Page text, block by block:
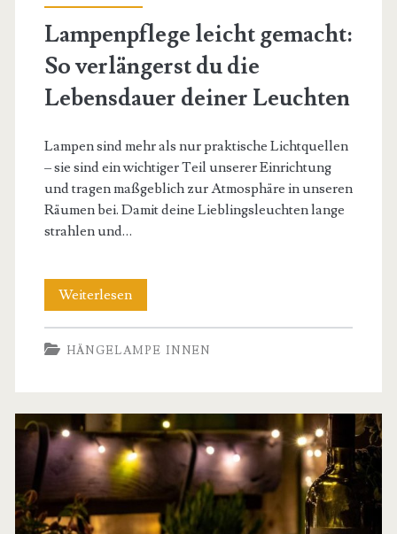
Lampenpflege leicht gemacht:
So verlängerst du die
Lebensdauer deiner Leuchten
Lampen sind mehr als nur praktische Lichtquellen
– sie sind ein wichtiger Teil unserer Einrichtung
und tragen maßgeblich zur Atmosphäre in unseren
Räumen bei. Damit deine Lieblingsleuchten lange
strahlen und…
WeiterlesenLampenpflege
leicht
gemacht:
verlängerst
du
die
Lebensdauer
HÄNGELAMPE INNEN